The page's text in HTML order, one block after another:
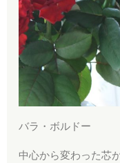
バラ・ボルドー
中心から変わった芯